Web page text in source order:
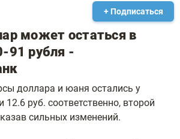
+ Подписаться
может остаться в
91 рубля -
доллара и юаня остались у
12.6 руб. соответственно, второй
сильных изменений.